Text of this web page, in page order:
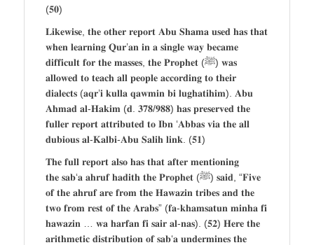
(𝟓𝟎)
𝐋𝐢𝐤𝐞𝐰𝐢𝐬𝐞, 𝐭𝐡𝐞 𝐨𝐭𝐡𝐞𝐫 𝐫𝐞𝐩𝐨𝐫𝐭 𝐀𝐛𝐮 𝐒𝐡𝐚𝐦𝐚 𝐮𝐬𝐞𝐝 𝐡𝐚𝐬 𝐭𝐡𝐚𝐭
𝐰𝐡𝐞𝐧 𝐥𝐞𝐚𝐫𝐧𝐢𝐧𝐠 𝐐𝐮𝐫’𝐚𝐧 𝐢𝐧 𝐚 𝐬𝐢𝐧𝐠𝐥𝐞 𝐰𝐚𝐲 𝐛𝐞𝐜𝐚𝐦𝐞
𝐝𝐢𝐟𝐟𝐢𝐜𝐮𝐥𝐭 𝐟𝐨𝐫 𝐭𝐡𝐞 𝐦𝐚𝐬𝐬𝐞𝐬, 𝐭𝐡𝐞 𝐏𝐫𝐨𝐩𝐡𝐞𝐭 (ﷺ) 𝐰𝐚𝐬
𝐚𝐥𝐥𝐨𝐰𝐞𝐝 𝐭𝐨 𝐭𝐞𝐚𝐜𝐡 𝐚𝐥𝐥 𝐩𝐞𝐨𝐩𝐥𝐞 𝐚𝐜𝐜𝐨𝐫𝐝𝐢𝐧𝐠 𝐭𝐨 𝐭𝐡𝐞𝐢𝐫
𝐝𝐢𝐚𝐥𝐞𝐜𝐭𝐬 (𝐚𝐪𝐫’𝐢 𝐤𝐮𝐥𝐥𝐚 𝐪𝐚𝐰𝐦𝐢𝐧 𝐛𝐢 𝐥𝐮𝐠𝐡𝐚𝐭𝐢𝐡𝐢𝐦). 𝐀𝐛𝐮
𝐀𝐡𝐦𝐚𝐝 𝐚𝐥-𝐇𝐚𝐤𝐢𝐦 (𝐝. 𝟑𝟕𝟖/𝟗𝟖𝟖) 𝐡𝐚𝐬 𝐩𝐫𝐞𝐬𝐞𝐫𝐯𝐞𝐝 𝐭𝐡𝐞
𝐟𝐮𝐥𝐥𝐞𝐫 𝐫𝐞𝐩𝐨𝐫𝐭 𝐚𝐭𝐭𝐫𝐢𝐛𝐮𝐭𝐞𝐝 𝐭𝐨 𝐈𝐛𝐧 ‘𝐀𝐛𝐛𝐚𝐬 𝐯𝐢𝐚 𝐭𝐡𝐞 𝐚𝐥𝐥
𝐝𝐮𝐛𝐢𝐨𝐮𝐬 𝐚𝐥-𝐊𝐚𝐥𝐛𝐢-𝐀𝐛𝐮 𝐒𝐚𝐥𝐢𝐡 𝐥𝐢𝐧𝐤. (𝟓𝟏)
𝐓𝐡𝐞 𝐟𝐮𝐥𝐥 𝐫𝐞𝐩𝐨𝐫𝐭 𝐚𝐥𝐬𝐨 𝐡𝐚𝐬 𝐭𝐡𝐚𝐭 𝐚𝐟𝐭𝐞𝐫 𝐦𝐞𝐧𝐭𝐢𝐨𝐧𝐢𝐧𝐠
𝐭𝐡𝐞 𝐬𝐚𝐛‘𝐚 𝐚𝐡𝐫𝐮𝐟 𝐡𝐚𝐝𝐢𝐭𝐡 𝐭𝐡𝐞 𝐏𝐫𝐨𝐩𝐡𝐞𝐭 (ﷺ) 𝐬𝐚𝐢𝐝, “𝐅𝐢𝐯𝐞
𝐨𝐟 𝐭𝐡𝐞 𝐚𝐡𝐫𝐮𝐟 𝐚𝐫𝐞 𝐟𝐫𝐨𝐦 𝐭𝐡𝐞 𝐇𝐚𝐰𝐚𝐳𝐢𝐧 𝐭𝐫𝐢𝐛𝐞𝐬 𝐚𝐧𝐝 𝐭𝐡𝐞
𝐭𝐰𝐨 𝐟𝐫𝐨𝐦 𝐫𝐞𝐬𝐭 𝐨𝐟 𝐭𝐡𝐞 𝐀𝐫𝐚𝐛𝐬” (𝐟𝐚-𝐤𝐡𝐚𝐦𝐬𝐚𝐭𝐮𝐧 𝐦𝐢𝐧𝐡𝐚 𝐟𝐢
𝐡𝐚𝐰𝐚𝐳𝐢𝐧 … 𝐰𝐚 𝐡𝐚𝐫𝐟𝐚𝐧 𝐟𝐢 𝐬𝐚𝐢𝐫 𝐚𝐥-𝐧𝐚𝐬). (𝟓𝟐) 𝐇𝐞𝐫𝐞 𝐭𝐡𝐞
𝐚𝐫𝐢𝐭𝐡𝐦𝐞𝐭𝐢𝐜 𝐝𝐢𝐬𝐭𝐫𝐢𝐛𝐮𝐭𝐢𝐨𝐧 𝐨𝐟 𝐬𝐚𝐛‘𝐚 𝐮𝐧𝐝𝐞𝐫𝐦𝐢𝐧𝐞𝐬 𝐭𝐡𝐞